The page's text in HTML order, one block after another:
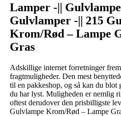
Lamper -||
Gulvlamper -|| 215
Krom/Rød – Lampe
Gras
Adskillige internet forretninger
fragtmuligheder. Den mest
til en pakkeshop, og så kan du blot
du har lyst. Muligheden er nemlig
oftest derudover den prisbilligste
Gulvlampe Krom/Rød – Lampe